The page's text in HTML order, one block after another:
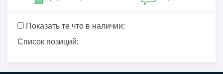
Показать те что в наличии:
Список позиций: